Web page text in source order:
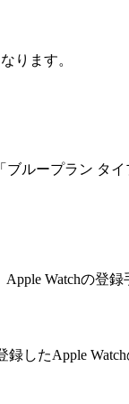
ります。
ループラン タ
Watchの登録
したApple